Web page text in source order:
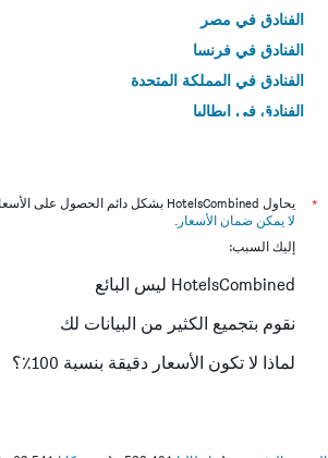
الفنادق في مصر
الفنادق في فرنسا
الفنادق في المملكة المتحدة
الفنادق في إيطاليا
*
يحاول HotelsCombined بشكل دائم الحصول على الأسعار الدقيقة، ولكن
لا يمكن ضمان الأسعار .
إليك السبب:
HotelsCombined ليس البائع
نقوم بتجميع الكثير من البيانات لك
لماذا لا تكون الأسعار دقيقة بنسبة 100٪؟